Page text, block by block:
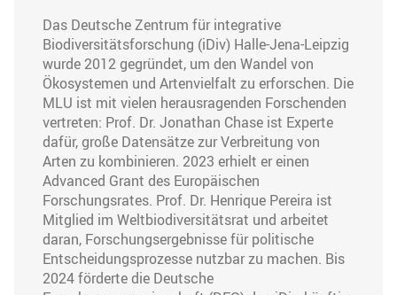
Das Deutsche Zentrum für integrative
Biodiversitätsforschung (iDiv) Halle-Jena-Leipzig
wurde 2012 gegründet, um den Wandel von
Ökosystemen und Artenvielfalt zu erforschen. Die
MLU ist mit vielen herausragenden Forschenden
vertreten: Prof. Dr. Jonathan Chase ist Experte
dafür, große Datensätze zur Verbreitung von
Arten zu kombinieren. 2023 erhielt er einen
Advanced Grant des Europäischen
Forschungsrates. Prof. Dr. Henrique Pereira ist
Mitglied im Weltbiodiversitätsrat und arbeitet
daran, Forschungsergebnisse für politische
Entscheidungsprozesse nutzbar zu machen. Bis
2024 förderte die Deutsche